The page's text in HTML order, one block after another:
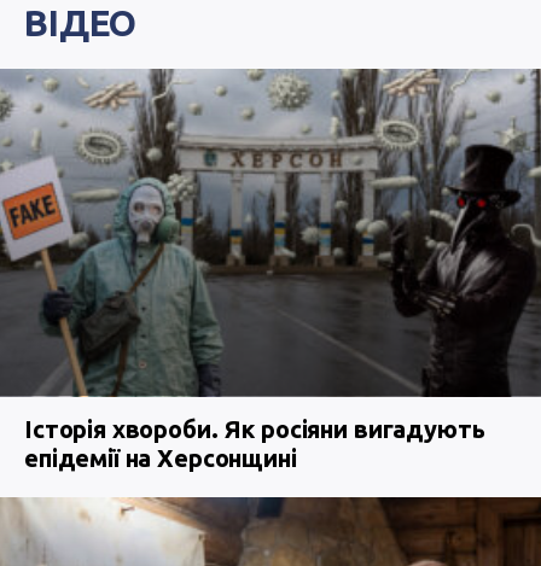
ВІДЕО
Історія хвороби. Як росіяни вигадують
епідемії на Херсонщині